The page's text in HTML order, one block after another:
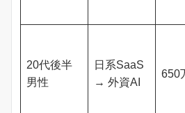
20代後半
男性
日系SaaS
→ 外資AI
650